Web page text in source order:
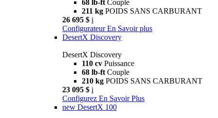
68 lb-ft Couple
211 kg POIDS SANS CARBURANT
26 695 $ i
Configurateur En Savoir plus
DesertX Discovery
DesertX Discovery
110 cv Puissance
68 lb-ft Couple
210 kg POIDS SANS CARBURANT
23 095 $ i
Configurez En Savoir Plus
new DesertX 100